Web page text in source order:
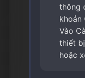
thông
khoản
Vào
thiết
hoặc